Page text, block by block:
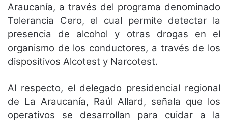
Araucanía, a través del programa denominado
Tolerancia Cero, el cual permite detectar la
presencia de alcohol y otras drogas en el
organismo de los conductores, a través de los
dispositivos Alcotest y Narcotest.
Al respecto, el delegado presidencial regional
de La Araucanía, Raúl Allard, señala que los
operativos se desarrollan para cuidar a la